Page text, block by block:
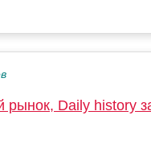
рынок, Daily history